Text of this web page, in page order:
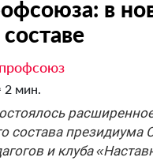
в
2 мин.
состава президиума
и клуба